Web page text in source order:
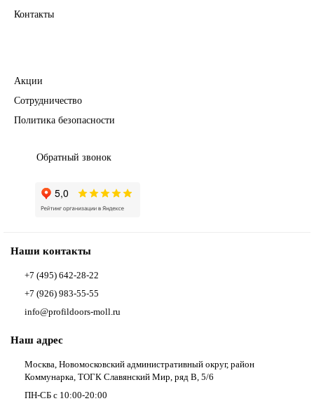
Контакты
Акции
Сотрудничество
Политика безопасности
Обратный звонок
Наши контакты
+7 (495) 642-28-22
+7 (926) 983-55-55
info@profildoors-moll.ru
Наш адрес
Москва, Новомосковский административный округ, район
Коммунарка, ТОГК Славянский Мир, ряд В, 5/6
ПН-СБ с 10:00-20:00